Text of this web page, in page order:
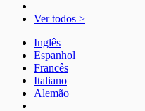
Ver todos >
Inglês
Espanhol
Francês
Italiano
Alemão